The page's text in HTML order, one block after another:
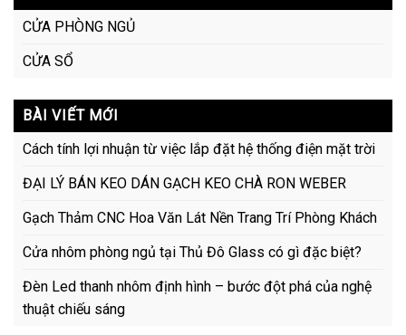
CỬA PHÒNG NGỦ
CỬA SỔ
BÀI VIẾT MỚI
Cách tính lợi nhuận từ việc lắp đặt hệ thống điện mặt trời
ĐẠI LÝ BÁN KEO DÁN GẠCH KEO CHÀ RON WEBER
Gạch Thảm CNC Hoa Văn Lát Nền Trang Trí Phòng Khách
Cửa nhôm phòng ngủ tại Thủ Đô Glass có gì đặc biệt?
Đèn Led thanh nhôm định hình – bước đột phá của nghệ
thuật chiếu sáng